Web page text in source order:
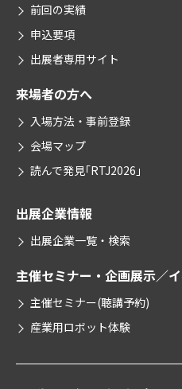
前回の実績
申込要項
出展者専用サイト
来場者の方へ
入場方法・事前登録
会場マップ
読んで発見｢RTJ2026｣
出展企業情報
出展企業一覧・検索
主催セミナー・企画展示／
主催セミナー(聴講予約)
産業用ロボット体験